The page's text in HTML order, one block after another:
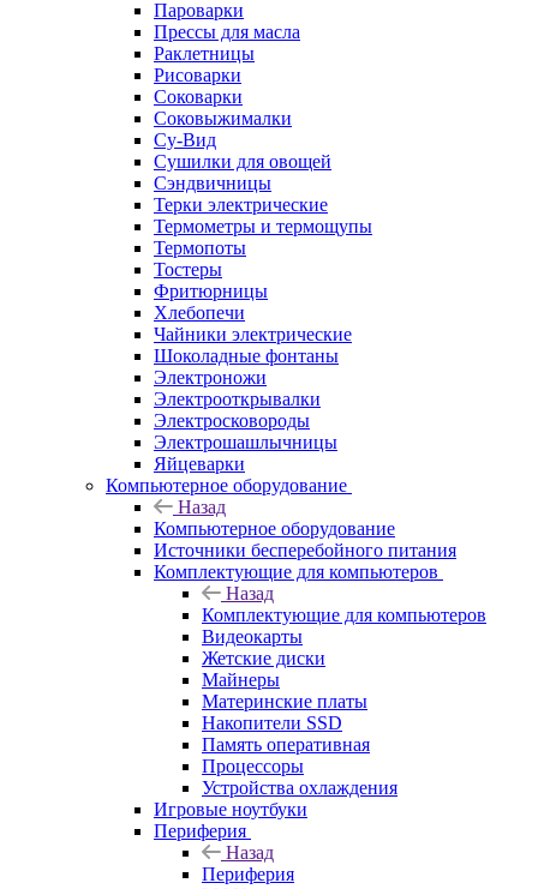
Пароварки
Прессы для масла
Раклетницы
Рисоварки
Соковарки
Соковыжималки
Су-Вид
Сушилки для овощей
Сэндвичницы
Терки электрические
Термометры и термощупы
Термопоты
Тостеры
Фритюрницы
Хлебопечи
Чайники электрические
Шоколадные фонтаны
Электроножи
Электрооткрывалки
Электросковороды
Электрошашлычницы
Яйцеварки
Компьютерное оборудование
Назад
Компьютерное оборудование
Источники бесперебойного питания
Комплектующие для компьютеров
Назад
Комплектующие для компьютеров
Видеокарты
Жетские диски
Майнеры
Материнские платы
Накопители SSD
Память оперативная
Процессоры
Устройства охлаждения
Игровые ноутбуки
Периферия
Назад
Периферия